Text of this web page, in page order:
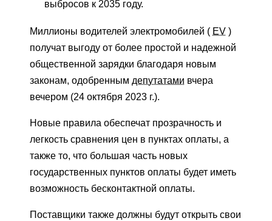
выбросов к 2035 году.
Миллионы водителей электромобилей ( EV )
получат выгоду от более простой и надежной
общественной зарядки благодаря новым
законам, одобренным депутатами вчера
вечером (24 октября 2023 г.).
Новые правила обеспечат прозрачность и
легкость сравнения цен в пунктах оплаты, а
также то, что большая часть новых
государственных пунктов оплаты будет иметь
возможность бесконтактной оплаты.
Поставщики также должны будут открыть свои